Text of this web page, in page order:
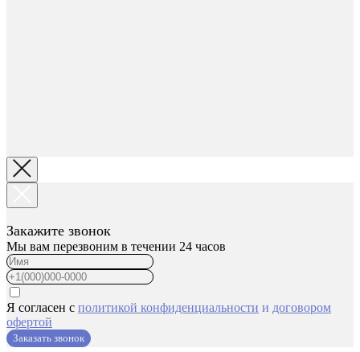
Закажите звонок
Мы вам перезвоним в течении 24 часов
Я согласен с политикой конфиденциальности и договором
офертой
Заказать звонок